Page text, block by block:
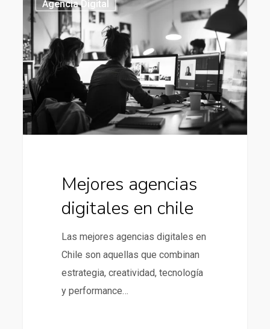
agencias
digitales
en
chile
Agencia Digital
Mejores agencias
digitales en chile
Las mejores agencias digitales en
Chile son aquellas que combinan
estrategia, creatividad, tecnología
y performance…